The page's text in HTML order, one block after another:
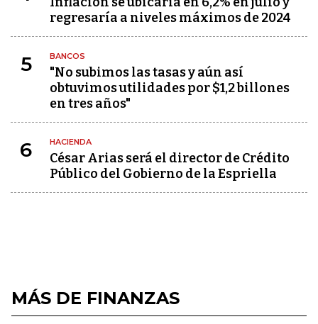
regresaría a niveles máximos de 2024
5 BANCOS
"No subimos las tasas y aún así
obtuvimos utilidades por $1,2 billones
en tres años"
6 HACIENDA
César Arias será el director de Crédito
Público del Gobierno de la Espriella
MÁS DE FINANZAS